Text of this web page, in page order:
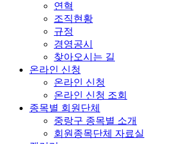
연혁
조직현황
규정
경영공시
찾아오시는 길
온라인 신청
온라인 신청
온라인 신청 조회
종목별 회원단체
중랑구 종목별 소개
회원종목단체 자료실